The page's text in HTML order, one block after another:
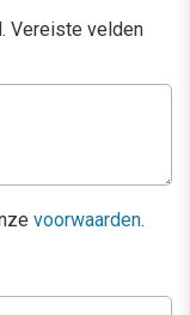
Vereiste velden
voorwaarden.